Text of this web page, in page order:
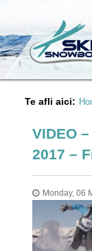
Te afli aici:
VIDEO
2017 –
Monday, 06